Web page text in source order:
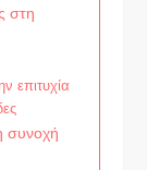
στη
επιτυχία
συνοχή